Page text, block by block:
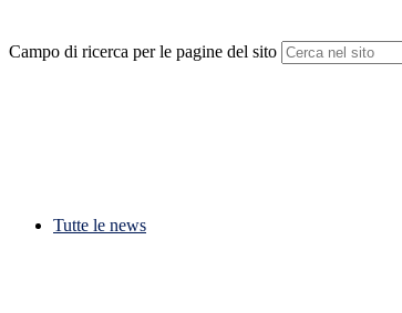
Campo di ricerca per le pagine del sito
Tutte le news